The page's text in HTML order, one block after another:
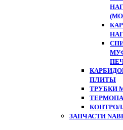
ПЛИТЫ
ТРУБКИ
ЗАПЧАСТИ